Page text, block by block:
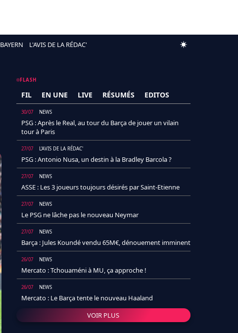
BAYERN L'AVIS DE LA RÉDAC'
FLASH
FIL EN UNE LIVE RÉSUMÉS EDITOS
30/07 NEWS
PSG : Après le Real, au tour du Barça de jouer un vilain
tour à Paris
27/07 L'AVIS DE LA RÉDAC'
PSG : Antonio Nusa, un destin à la Bradley Barcola ?
27/07 NEWS
ASSE : Les 3 joueurs toujours désirés par Saint-Etienne
27/07 NEWS
Le PSG ne lâche pas le nouveau Neymar
27/07 NEWS
Barça : Jules Koundé vendu 65M€, dénouement imminent
26/07 NEWS
Mercato : Tchouaméni à MU, ça approche !
26/07 NEWS
Mercato : Le Barça tente le nouveau Haaland
VOIR PLUS